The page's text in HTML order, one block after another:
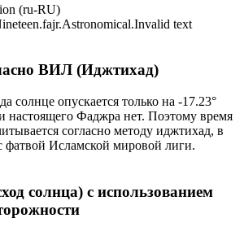
(ru-RU)
text
ВИЛ (Иджтихад)
солнце опускается только на -17.23°
настоящего Фаджра нет. Поэтому время
согласно методу иджтихад, в
фатвой Исламской мировой лиги.
солнца) с использованием